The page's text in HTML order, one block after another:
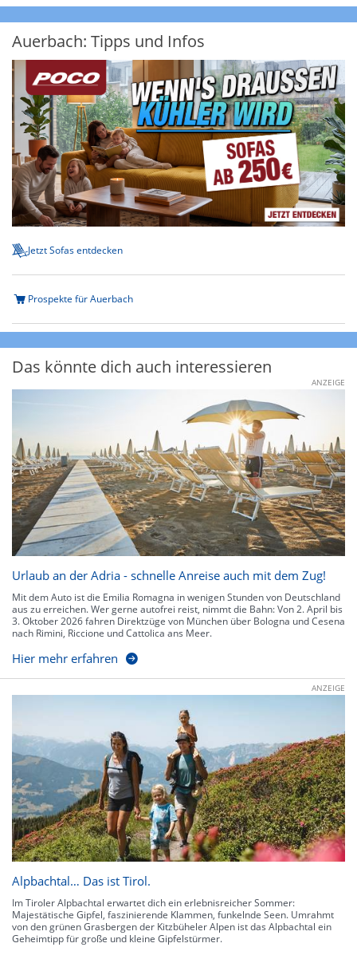
Auerbach: Tipps und Infos
Jetzt Sofas entdecken
Prospekte für Auerbach
Das könnte dich auch interessieren
ANZEIGE
Urlaub an der Adria - schnelle Anreise auch mit dem Zug!
Mit dem Auto ist die Emilia Romagna in wenigen Stunden von Deutschland
aus zu erreichen. Wer gerne autofrei reist, nimmt die Bahn: Von 2. April bis
3. Oktober 2026 fahren Direktzüge von München über Bologna und Cesena
nach Rimini, Riccione und Cattolica ans Meer.
Hier mehr erfahren
ANZEIGE
Alpbachtal… Das ist Tirol.
Im Tiroler Alpbachtal erwartet dich ein erlebnisreicher Sommer:
Majestätische Gipfel, faszinierende Klammen, funkelnde Seen. Umrahmt
von den grünen Grasbergen der Kitzbüheler Alpen ist das Alpbachtal ein
Geheimtipp für große und kleine Gipfelstürmer.